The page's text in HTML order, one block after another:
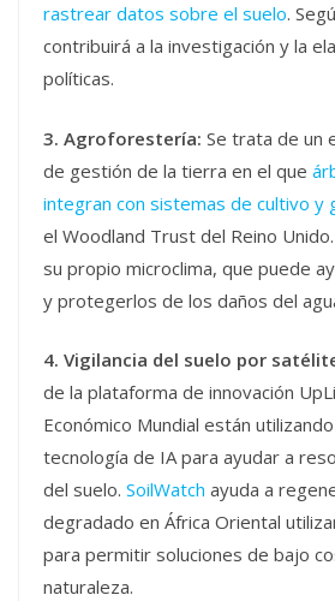
rastrear datos sobre el suelo.
contribuirá a la investigación y la
políticas.
3. Agroforestería: Se trata de un
de gestión de la tierra en el que
integran con sistemas de cultivo y
el Woodland Trust del Reino
su propio microclima, que puede
y protegerlos de los daños del
4. Vigilancia del suelo por
de la plataforma de innovación
Económico Mundial están
tecnología de IA para ayudar a
del suelo. SoilWatch ayuda a
degradado en África Oriental
para permitir soluciones de bajo
naturaleza.